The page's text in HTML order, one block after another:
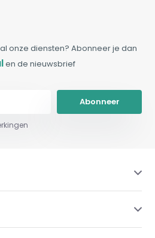
onze diensten? Abonneer je dan
en de nieuwsbrief
Abonneer